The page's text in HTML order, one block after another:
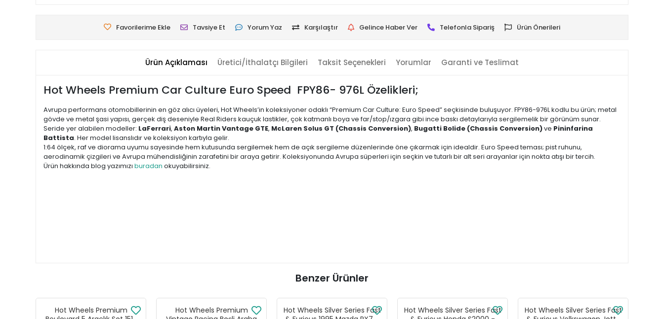
Favorilerime Ekle Tavsiye Et Yorum Yaz Karşılaştır Gelince Haber Ver Telefonla Sipariş Ürün Önerileri
Ürün Açıklaması Üretici/İthalatçı Bilgileri Taksit Seçenekleri Yorumlar Garanti ve Teslimat
Hot Wheels Premium Car Culture Euro Speed FPY86- 976L Özelikleri;
Avrupa performans otomobillerinin en göz alıcı üyeleri, Hot Wheels’in koleksiyoner odaklı “Premium Car Culture: Euro Speed” seçkisinde buluşuyor. FPY86-976L kodlu bu ürün; metal
gövde ve metal şasi yapısı, gerçek diş deseniyle Real Riders kauçuk lastikler, çok katmanlı boya ve far/stop/ızgara gibi ince baskı detaylarıyla sergilemelik bir görünüm sunar.
Seride yer alabilen modeller: LaFerrari, Aston Martin Vantage GTE, McLaren Solus GT (Chassis Conversion), Bugatti Bolide (Chassis Conversion)ve Pininfarina
Battista. Her model lisanslıdır ve koleksiyon kartıyla gelir.
1:64 ölçek, raf ve diorama uyumu sayesinde hem kutusunda sergilemek hem de açık sergileme düzenlerinde öne çıkarmak için idealdir. Euro Speed teması; pist ruhunu,
aerodinamik çizgileri ve Avrupa mühendisliğinin zarafetini bir araya getirir. Koleksiyonunda Avrupa süperleri için seçkin ve tutarlı bir alt seri arayanlar için nokta atışı bir tercih.
Ürün hakkında blog yazımızı buradan okuyabilirsiniz.
Benzer Ürünler
Hot Wheels Premium
Hot Wheels Premium
Hot Wheels Silver Series Fast
Hot Wheels Silver Series Fast
Hot Wheels Silver Series Fast